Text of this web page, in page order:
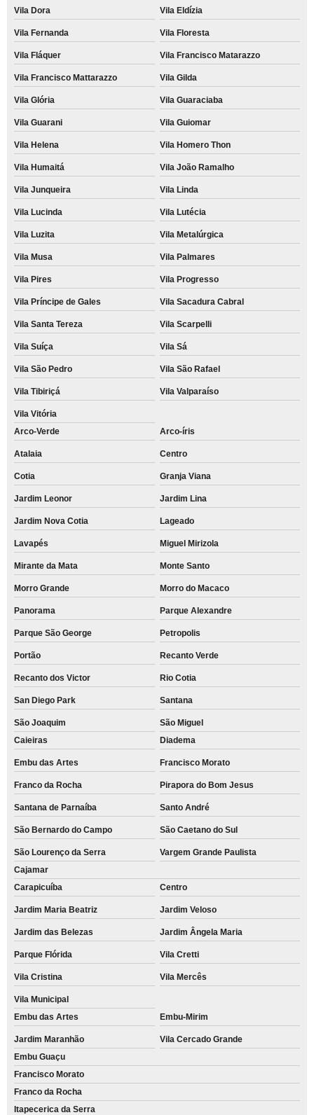
Vila Dora Vila Eldízia
Vila Fernanda Vila Floresta
Vila Fláquer Vila Francisco Matarazzo
Vila Francisco Mattarazzo Vila Gilda
Vila Glória Vila Guaraciaba
Vila Guarani Vila Guiomar
Vila Helena Vila Homero Thon
Vila Humaitá Vila João Ramalho
Vila Junqueira Vila Linda
Vila Lucinda Vila Lutécia
Vila Luzita Vila Metalúrgica
Vila Musa Vila Palmares
Vila Pires Vila Progresso
Vila Príncipe de Gales Vila Sacadura Cabral
Vila Santa Tereza Vila Scarpelli
Vila Suíça Vila Sá
Vila São Pedro Vila São Rafael
Vila Tibiriçá Vila Valparaíso
Vila Vitória
Arco-Verde
Arco-íris
Atalaia Centro
Cotia Granja Viana
Jardim Leonor Jardim Lina
Jardim Nova Cotia Lageado
Lavapés Miguel Mirizola
Mirante da Mata Monte Santo
Morro Grande Morro do Macaco
Panorama Parque Alexandre
Parque São George Petropolis
Portão Recanto Verde
Recanto dos Victor Rio Cotia
San Diego Park Santana
São Joaquim
São Miguel
Caieiras
Diadema
Embu das Artes Francisco Morato
Franco da Rocha Pirapora do Bom Jesus
Santana de Parnaíba Santo André
São Bernardo do Campo São Caetano do Sul
São Lourenço da Serra
Vargem Grande Paulista
Cajamar
Carapicuíba
Centro
Jardim Maria Beatriz Jardim Veloso
Jardim das Belezas Jardim Ângela Maria
Parque Flórida Vila Cretti
Vila Cristina Vila Mercês
Vila Municipal
Embu das Artes
Embu-Mirim
Jardim Maranhão
Vila Cercado Grande
Embu Guaçu
Francisco Morato
Franco da Rocha
Itapecerica da Serra